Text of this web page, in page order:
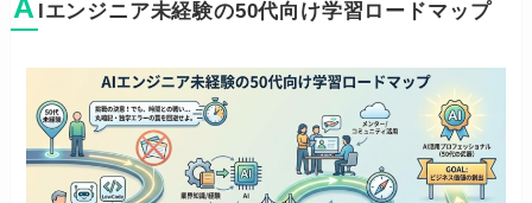
A Iエンジニア未経験の50代向け学習ロードマップ